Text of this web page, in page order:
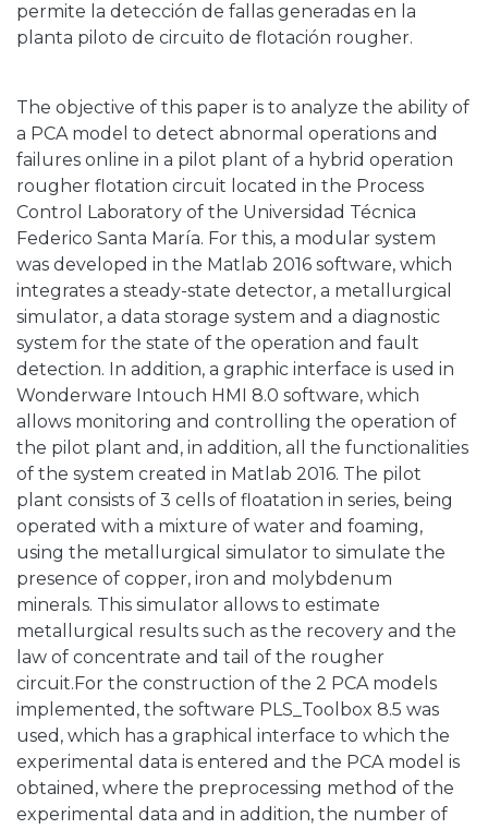
permite la detección de fallas generadas en la
planta piloto de circuito de flotación rougher.
The objective of this paper is to analyze the ability of
a PCA model to detect abnormal operations and
failures online in a pilot plant of a hybrid operation
rougher flotation circuit located in the Process
Control Laboratory of the Universidad Técnica
Federico Santa María. For this, a modular system
was developed in the Matlab 2016 software, which
integrates a steady-state detector, a metallurgical
simulator, a data storage system and a diagnostic
system for the state of the operation and fault
detection. In addition, a graphic interface is used in
Wonderware Intouch HMI 8.0 software, which
allows monitoring and controlling the operation of
the pilot plant and, in addition, all the functionalities
of the system created in Matlab 2016. The pilot
plant consists of 3 cells of floatation in series, being
operated with a mixture of water and foaming,
using the metallurgical simulator to simulate the
presence of copper, iron and molybdenum
minerals. This simulator allows to estimate
metallurgical results such as the recovery and the
law of concentrate and tail of the rougher
circuit.For the construction of the 2 PCA models
implemented, the software PLS_Toolbox 8.5 was
used, which has a graphical interface to which the
experimental data is entered and the PCA model is
obtained, where the preprocessing method of the
experimental data and in addition, the number of